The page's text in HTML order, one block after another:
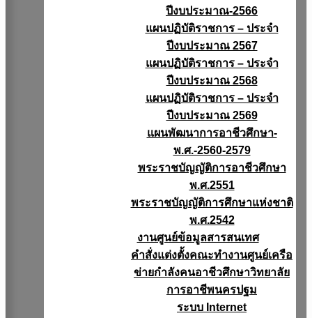
ปีงบประมาณ-2566
แผนปฏิบัติราชการ – ประจำ
ปีงบประมาณ 2567
แผนปฏิบัติราชการ – ประจำ
ปีงบประมาณ 2568
แผนปฏิบัติราชการ – ประจำ
ปีงบประมาณ 2569
แผนพัฒนาการอาชีวศึกษา-
พ.ศ.-2560-2579
พระราชบัญญัติการอาชีวศึกษา
พ.ศ.2551
พระราชบัญญัติการศึกษาแห่งชาติ
พ.ศ.2542
งานศูนย์ข้อมูลสารสนเทศ
คำสั่งแต่งตั้งคณะทำงานศูนย์เครือ
ข่ายกำลังคนอาชีวศึกษาวิทยาลัย
การอาชีพนครปฐม
ระบบ Internet